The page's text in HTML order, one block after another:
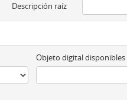
Descripción raíz
Objeto digital disponibles